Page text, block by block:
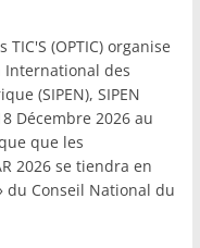
(OPTIC) organise
International des
(SIPEN), SIPEN
Décembre 2026 au
que les
2026 se tiendra en
du Conseil National du